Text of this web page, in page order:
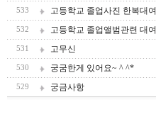
533 고등학교 졸업사진 한복대여
532 고등학교 졸업앨범관련 대여
531 고무신
530 궁굼한게 있어요~ ^ ^*
529 궁금사항